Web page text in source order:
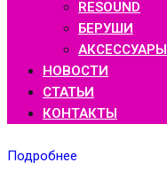
RESOUND
БЕРУШИ
АКСЕССУАРЫ
НОВОСТИ
СТАТЬИ
КОНТАКТЫ
Подробнее